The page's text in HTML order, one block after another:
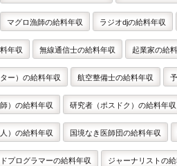
マグロ漁師の給料年収 ラジオdjの給料年収
料年収 無線通信士の給料年収 起業家の給
ター）の給料年収 航空整備士の給料年収
師）の給料年収 研究者（ポスドク）の給料年収
人）の給料年収 国境なき医師団の給料年収
ドプログラマーの給料年収 ジャーナリストの